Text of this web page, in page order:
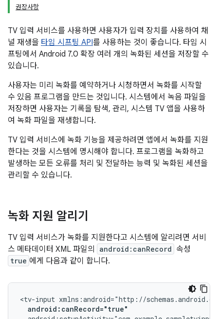
권장사항
TV 입력 서비스를 사용하면 사용자가 입력 장치를 사용하여 채
널 재생을 타임 시프팅 API를 사용하는 것이 좋습니다. 타임 시
프팅에서 Android 7.0 확장 여러 개의 녹화된 세션을 저장할 수
있습니다.
사용자는 미리 녹화를 예약하거나 시청하면서 녹화를 시작할
수 있음 프로그램을 만드는 것입니다. 시스템에서 녹음 파일을
저장하면 사용자는 기록을 탐색, 관리, 시스템 TV 앱을 사용하
여 녹화 파일을 재생합니다.
TV 입력 서비스에 녹화 기능을 제공하려면 앱에서 녹화를 지원
한다는 것을 시스템에 명시해야 합니다. 프로그램을 녹화하고
발생하는 모든 오류를 처리 및 전달하는 능력 및 녹화된 세션을
관리할 수 있습니다.
녹화 지원 알리기
TV 입력 서비스가 녹화를 지원한다고 시스템에 알리려면 서비
스 메타데이터 XML 파일의
android:canRecord 속성
true 에게 다음과 같이 합니다.
<tv-input
android:canRecord="true"